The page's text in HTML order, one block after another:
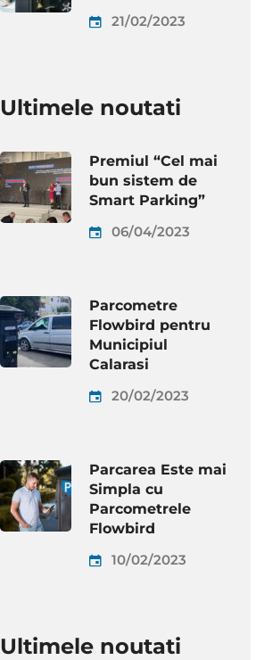
21/02/2023
Ultimele noutati
Premiul “Cel mai
bun sistem de
Smart Parking”
06/04/2023
Parcometre
Flowbird pentru
Municipiul
Calarasi
20/02/2023
Parcarea Este mai
Simpla cu
Parcometrele
Flowbird
10/02/2023
Ultimele noutati